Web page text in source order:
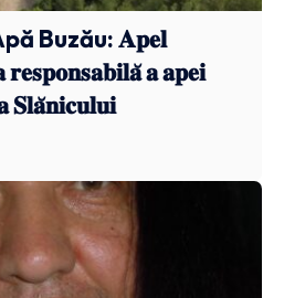
Buzău: 𝐀𝐩𝐞𝐥
𝐫𝐞𝐬𝐩𝐨𝐧𝐬𝐚𝐛𝐢𝐥𝐚̆ 𝐚 𝐚𝐩𝐞𝐢
𝐒𝐥𝐚̆𝐧𝐢𝐜𝐮𝐥𝐮𝐢